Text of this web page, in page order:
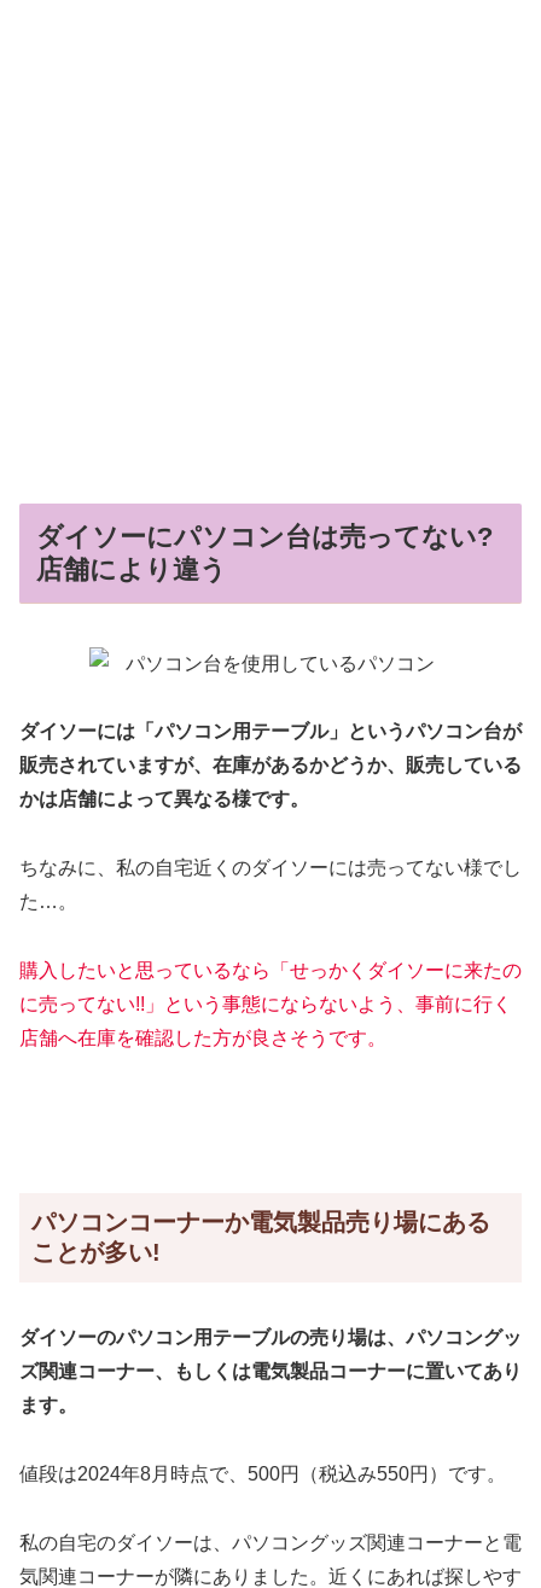
ダイソーにパソコン台は売ってない?
店舗により違う
ダイソーには「パソコン用テーブル」というパソコン台が
販売されていますが、在庫があるかどうか、販売している
かは店舗によって異なる様です。
ちなみに、私の自宅近くのダイソーには売ってない様でし
た…。
購入したいと思っているなら「せっかくダイソーに来たの
に売ってない!!」という事態にならないよう、事前に行く
店舗へ在庫を確認した方が良さそうです。
パソコンコーナーか電気製品売り場にある
ことが多い!
ダイソーのパソコン用テーブルの売り場は、パソコングッ
ズ関連コーナー、もしくは電気製品コーナーに置いてあり
ます。
値段は2024年8月時点で、500円（税込み550円）です。
私の自宅のダイソーは、パソコングッズ関連コーナーと電
気関連コーナーが隣にありました。近くにあれば探しやす